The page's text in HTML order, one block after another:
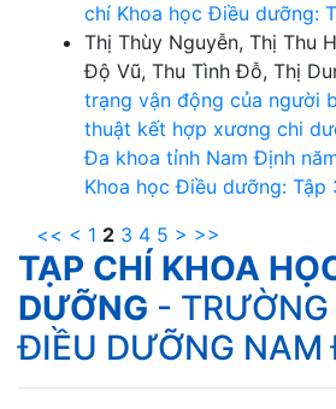
chí Khoa học Điều dưỡng:
Thị Thùy Nguyễn, Thị Thu
Độ Vũ, Thu Tình Đỗ, Thị
trạng vận động của người
thuật kết hợp xương chi
Đa khoa tỉnh Nam Định
Khoa học Điều dưỡng: Tập
<< < 1 2 3 4 5 > >>
TẠP CHÍ KHOA
DƯỠNG -
ĐIỀU DƯỠNG NAM